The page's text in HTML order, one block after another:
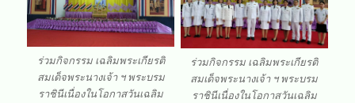
ร่วมกิจกรรม เฉลิมพระเกียรติ
สมเด็จพระนางเจ้า ฯ พระบรม
ราชินีเนื่องในโอกาสวันเฉลิม
ร่วมกิจกรรม เฉลิมพระเกียรติ
สมเด็จพระนางเจ้า ฯ พระบรม
ราชินีเนื่องในโอกาสวันเฉลิม